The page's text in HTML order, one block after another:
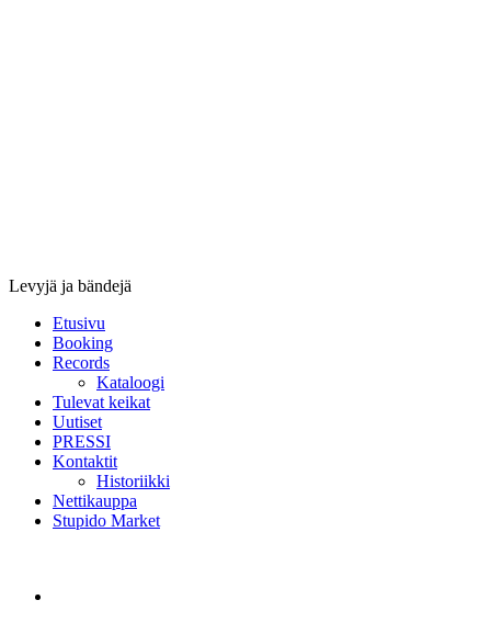
Levyjä ja bändejä
Etusivu
Booking
Records
Kataloogi
Tulevat keikat
Uutiset
PRESSI
Kontaktit
Historiikki
Nettikauppa
Stupido Market